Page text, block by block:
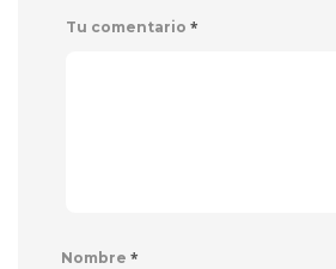
Tu comentario *
Nombre *